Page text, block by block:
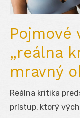
Pojmové
„reálna
mravný
Reálna kritika
prístup, ktorý